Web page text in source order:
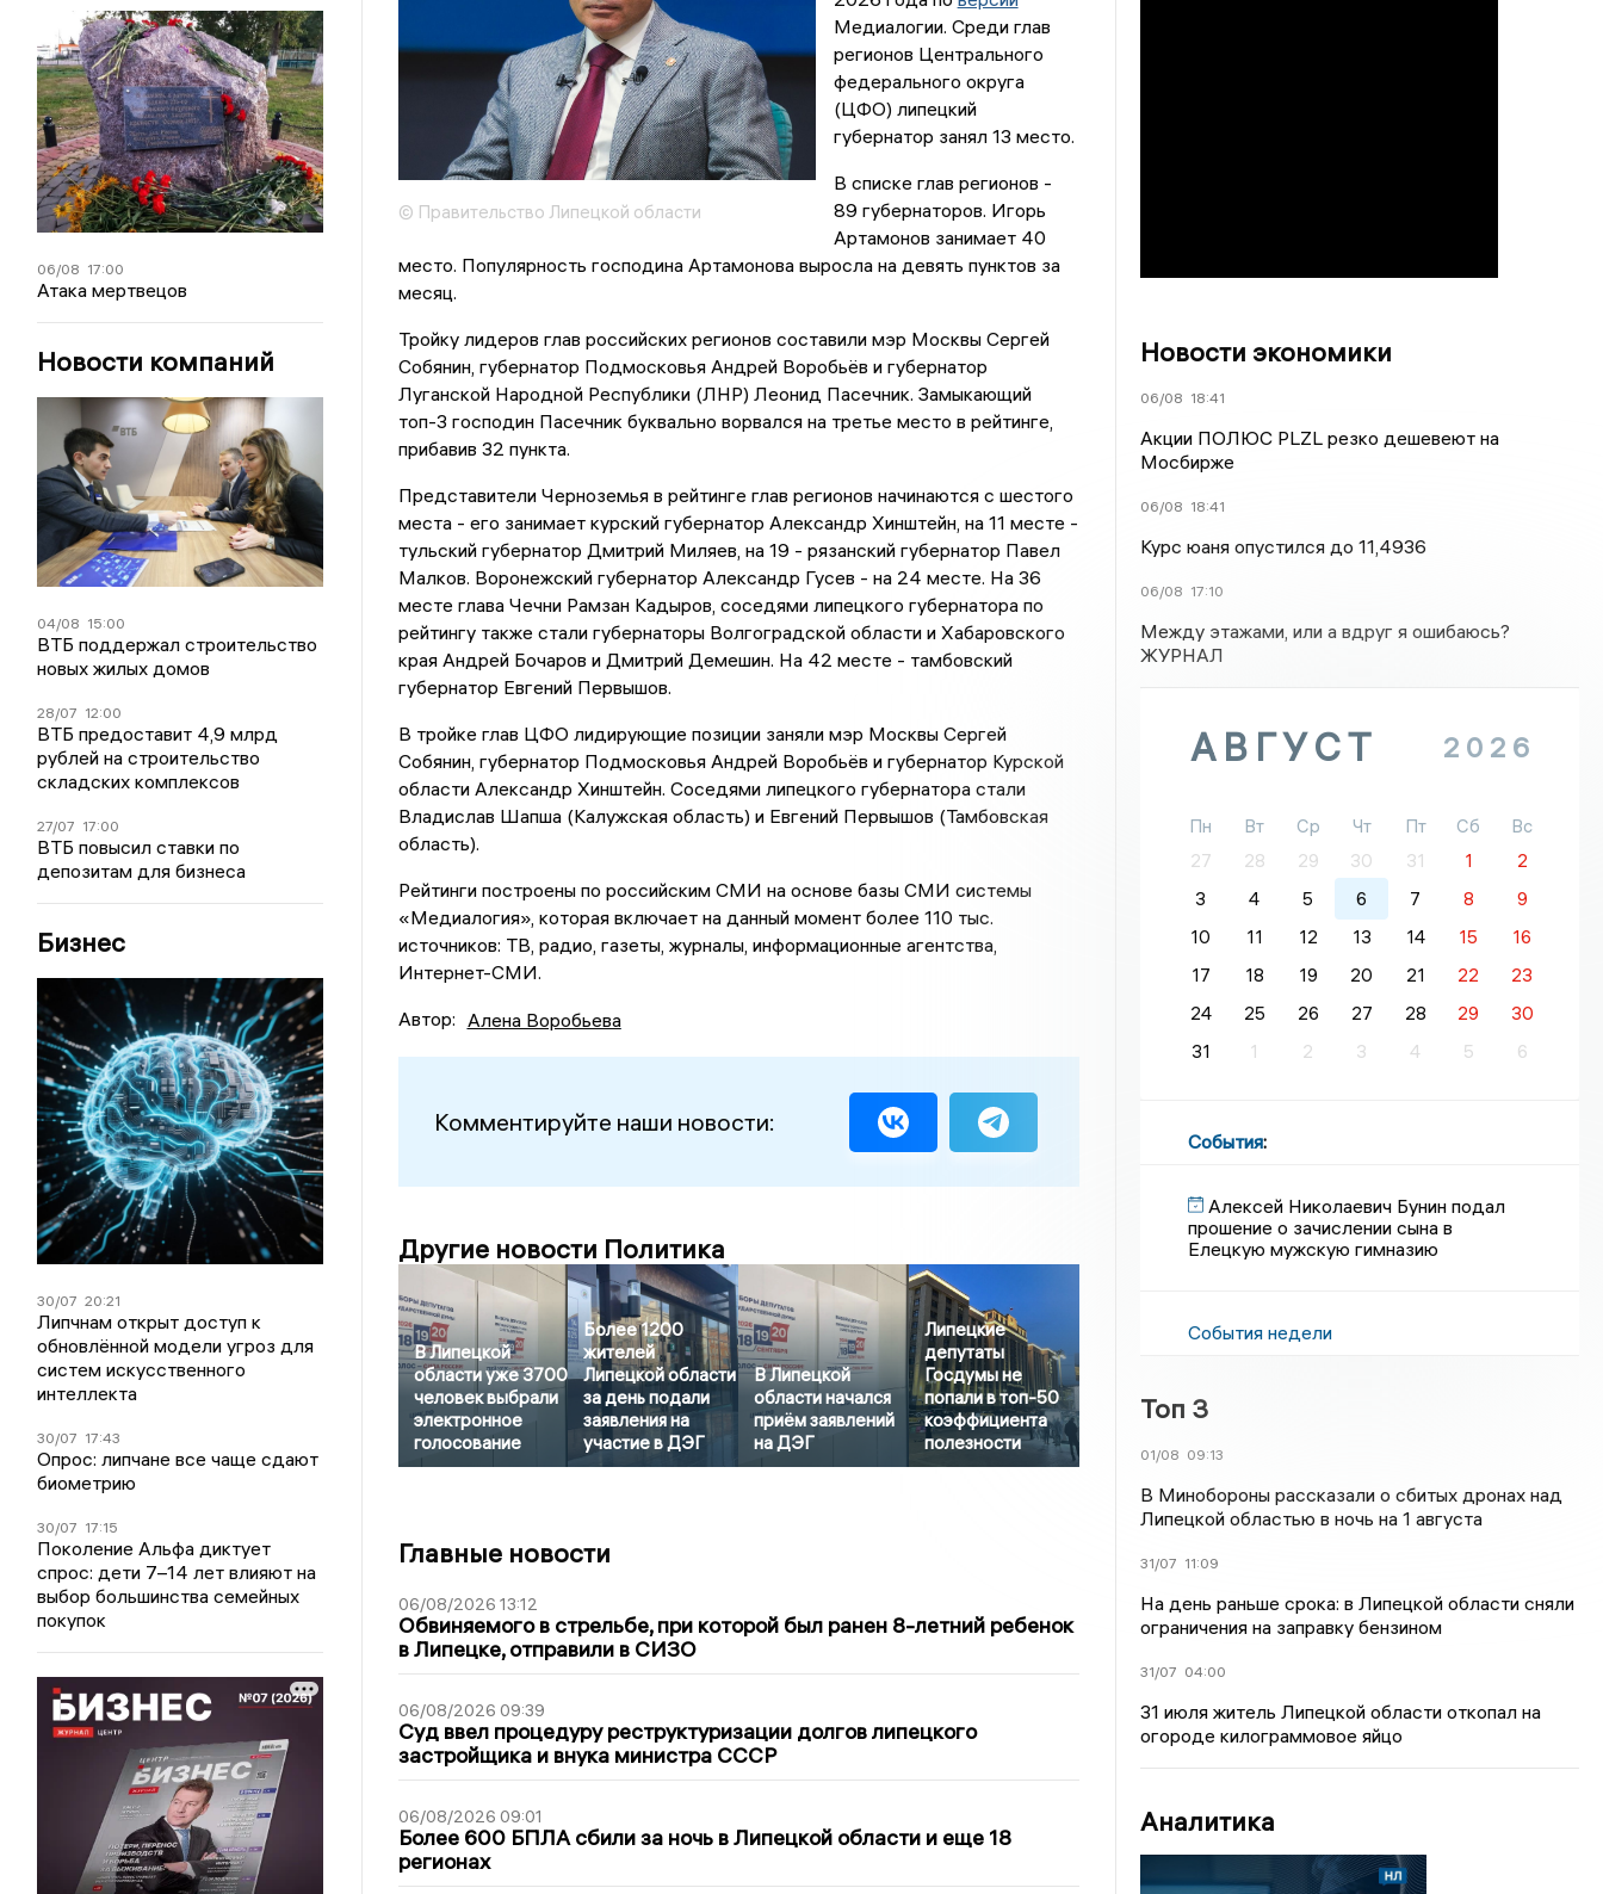
06/08 17:00
Атака мертвецов
Новости компаний
04/08 15:00
ВТБ поддержал строительство
новых жилых домов
28/07 12:00
ВТБ предоставит 4,9 млрд
рублей на строительство
складских комплексов
27/07 17:00
ВТБ повысил ставки по
депозитам для бизнеса
Бизнес
30/07 20:21
Липчнам открыт доступ к
обновлённой модели угроз для
систем искусственного
интеллекта
30/07 17:43
Опрос: липчане все чаще сдают
биометрию
30/07 17:15
Поколение Альфа диктует
спрос: дети 7–14 лет влияют на
выбор большинства семейных
покупок
© Правительство Липецкой области
Медиалогии. Среди глав
регионов Центрального
федерального округа
(ЦФО) липецкий
губернатор занял 13 место.
В списке глав регионов -
89 губернаторов. Игорь
Артамонов занимает 40
место. Популярность господина Артамонова выросла на девять пунктов за
месяц.
Тройку лидеров глав российских регионов составили мэр Москвы Сергей
Собянин, губернатор Подмосковья Андрей Воробьёв и губернатор
Луганской Народной Республики (ЛНР) Леонид Пасечник. Замыкающий
топ-3 господин Пасечник буквально ворвался на третье место в рейтинге,
прибавив 32 пункта.
Представители Черноземья в рейтинге глав регионов начинаются с шестого
места - его занимает курский губернатор Александр Хинштейн, на 11 месте -
тульский губернатор Дмитрий Миляев, на 19 - рязанский губернатор Павел
Малков. Воронежский губернатор Александр Гусев - на 24 месте. На 36
месте глава Чечни Рамзан Кадыров, соседями липецкого губернатора по
рейтингу также стали губернаторы Волгоградской области и Хабаровского
края Андрей Бочаров и Дмитрий Демешин. На 42 месте - тамбовский
губернатор Евгений Первышов.
В тройке глав ЦФО лидирующие позиции заняли мэр Москвы Сергей
Собянин, губернатор Подмосковья Андрей Воробьёв и губернатор Курской
области Александр Хинштейн. Соседями липецкого губернатора стали
Владислав Шапша (Калужская область) и Евгений Первышов (Тамбовская
область).
Рейтинги построены по российским СМИ на основе базы СМИ системы
«Медиалогия», которая включает на данный момент более 110 тыс.
источников: ТВ, радио, газеты, журналы, информационные агентства,
Интернет-СМИ.
Автор: Алена Воробьева
Комментируйте наши новости:
Другие новости Политика
В Липецкой
области уже 3700
человек выбрали
электронное
голосование
Более 1200
жителей
Липецкой области
за день подали
заявления на
участие в ДЭГ
В Липецкой
области начался
приём заявлений
на ДЭГ
Липецкие
депутаты
Госдумы не
попали в топ-50
коэффициента
полезности
Главные новости
06/08/2026 13:12
Обвиняемого в стрельбе, при которой был ранен 8-летний ребенок
в Липецке, отправили в СИЗО
06/08/2026 09:39
Суд ввел процедуру реструктуризации долгов липецкого
застройщика и внука министра СССР
06/08/2026 09:01
Более 600 БПЛА сбили за ночь в Липецкой области и еще 18
регионах
Новости экономики
06/08 18:41
Акции ПОЛЮС PLZL резко дешевеют на
Мосбирже
06/08 18:41
Курс юаня опустился до 11,4936
06/08 17:10
Между этажами, или а вдруг я ошибаюсь?
ЖУРНАЛ
АВГУСТ 2026
Пн Вт Ср Чт Пт Сб
Вс
27
28 29 30 31 1
2
3
4 5 6 7 8
9
10
11 12 13 14 15
16
17
18 19 20 21 22
23
24
25 26 27 28 29
30
31
1 2 3 4 5 6
События:
Алексей Николаевич Бунин подал
прошение о зачислении сына в
Елецкую мужскую гимназию
События недели
Топ 3
01/08 09:13
В Минобороны рассказали о сбитых дронах над
Липецкой областью в ночь на 1 августа
31/07 11:09
На день раньше срока: в Липецкой области сняли
ограничения на заправку бензином
31/07 04:00
31 июля житель Липецкой области откопал на
огороде килограммовое яйцо
Аналитика